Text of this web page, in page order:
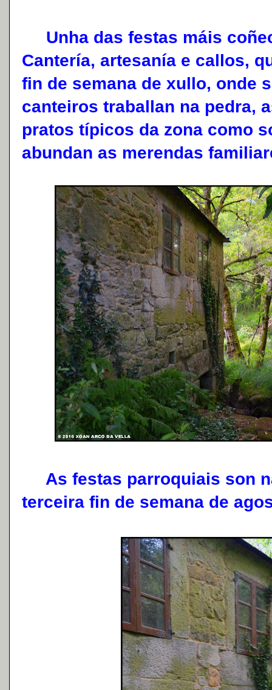
Unha das festas máis
Cantería, artesanía e callos,
fin de semana de xullo, onde
canteiros traballan na pedra,
pratos típicos da zona como
abundan as merendas
As festas parroquiais son
terceira fin de semana de